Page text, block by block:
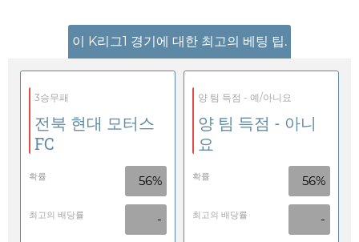
이 K리그1 경기에 대한 최고의 베팅 팁.
3승무패
전북 현대 모터스
FC
확률 56%
최고의 배당률 -
양 팀 득점 - 예/아니요
양 팀 득점 - 아니
요
확률 56%
최고의 배당률 -